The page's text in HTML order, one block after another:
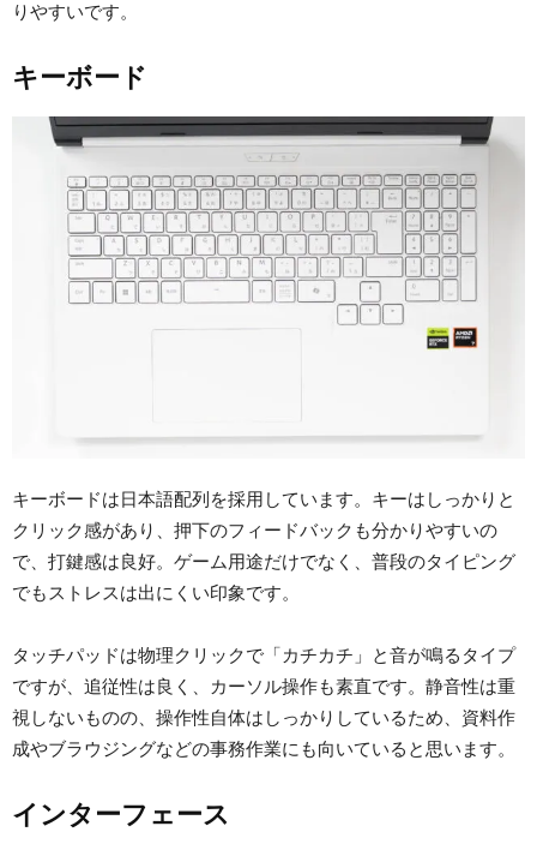
りやすいです。
キーボード
キーボードは日本語配列を採用しています。キーはしっかりと
クリック感があり、押下のフィードバックも分かりやすいの
で、打鍵感は良好。ゲーム用途だけでなく、普段のタイピング
でもストレスは出にくい印象です。
タッチパッドは物理クリックで「カチカチ」と音が鳴るタイプ
ですが、追従性は良く、カーソル操作も素直です。静音性は重
視しないものの、操作性自体はしっかりしているため、資料作
成やブラウジングなどの事務作業にも向いていると思います。
インターフェース